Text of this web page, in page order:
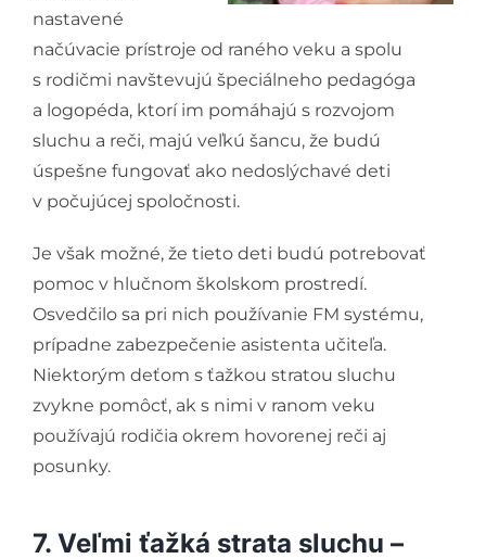
nastavené
načúvacie prístroje od raného veku a spolu
s rodičmi navštevujú špeciálneho pedagóga
a logopéda, ktorí im pomáhajú s rozvojom
sluchu a reči, majú veľkú šancu, že budú
úspešne fungovať ako nedoslýchavé deti
v počujúcej spoločnosti.
Je však možné, že tieto deti budú potrebovať
pomoc v hlučnom školskom prostredí.
Osvedčilo sa pri nich používanie FM systému,
prípadne zabezpečenie asistenta učiteľa.
Niektorým deťom s ťažkou stratou sluchu
zvykne pomôcť, ak s nimi v ranom veku
používajú rodičia okrem hovorenej reči aj
posunky.
7. Veľmi ťažká strata sluchu –